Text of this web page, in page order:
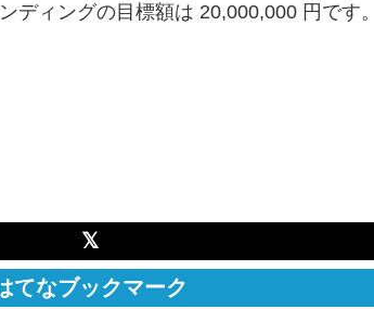
ディングの目標額は 20,000,000 円です。
𝕏
てなブックマーク